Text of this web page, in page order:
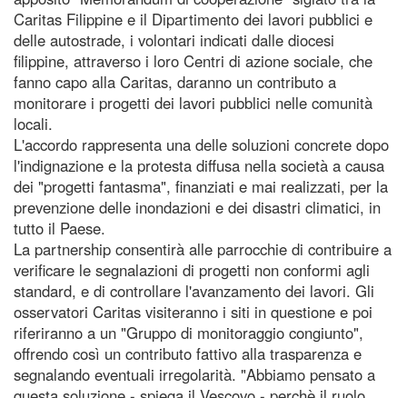
Caritas Filippine e il Dipartimento dei lavori pubblici e
delle autostrade, i volontari indicati dalle diocesi
filippine, attraverso i loro Centri di azione sociale, che
fanno capo alla Caritas, daranno un contributo a
monitorare i progetti dei lavori pubblici nelle comunità
locali.
L'accordo rappresenta una delle soluzioni concrete dopo
l'indignazione e la protesta diffusa nella società a causa
dei "progetti fantasma", finanziati e mai realizzati, per la
prevenzione delle inondazioni e dei disastri climatici, in
tutto il Paese.
La partnership consentirà alle parrocchie di contribuire a
verificare le segnalazioni di progetti non conformi agli
standard, e di controllare l'avanzamento dei lavori. Gli
osservatori Caritas visiteranno i siti in questione e poi
riferiranno a un "Gruppo di monitoraggio congiunto",
offrendo così un contributo fattivo alla trasparenza e
segnalando eventuali irregolarità. "Abbiamo pensato a